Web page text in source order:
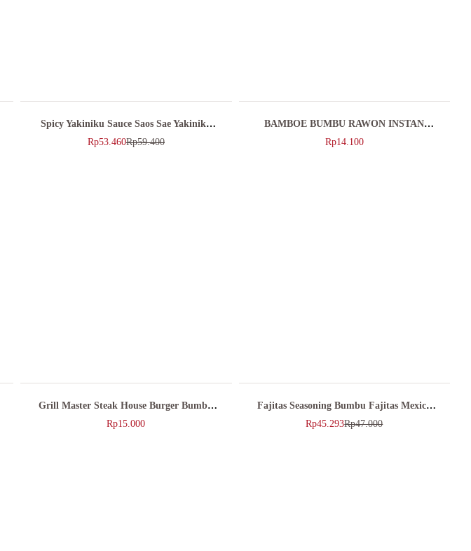
Spicy Yakiniku Sauce Saos Sae Yakiniku
Pedas 250ml
Rp59.400
Rp53.460
BAMBOE BUMBU RAWON INSTAN
54GR/BUMBU MASAK INSTAN
Rp14.100
Grill Master Steak House Burger Bumbu
Daging Burger 30gr
Rp15.000
Fajitas Seasoning Bumbu Fajitas Mexico
Rempaku 55gr
Rp47.000
Rp45.293